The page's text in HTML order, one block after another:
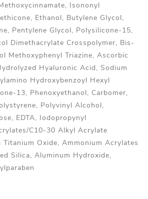
Isononyl
Ethanol, Butylene Glycol,
Pentylene Glycol, Polysilicone-15,
Dimethacrylate Crosspolymer, Bis-
Methoxyphenyl Triazine, Ascorbic
Hyaluronic Acid, Sodium
Hydroxybenzoyl Hexyl
13, Phenoxyethanol, Carbomer,
Polyvinyl Alcohol,
EDTA, Iodopropynyl
C10-30 Alkyl Acrylate
Titanium Oxide, Ammonium Acrylates
Silica, Aluminum Hydroxide,